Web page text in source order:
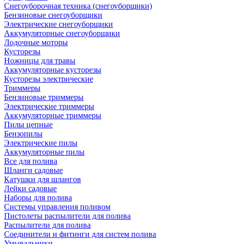
Снегоуборочная техника (снегоуборщики)
Бензиновые снегоуборщики
Электрические снегоуборщики
Аккумуляторные снегоуборщики
Лодочные моторы
Кусторезы
Ножницы для травы
Аккумуляторные кусторезы
Кусторезы электрические
Триммеры
Бензиновые триммеры
Электрические триммеры
Аккумуляторные триммеры
Пилы цепные
Бензопилы
Электрические пилы
Аккумуляторные пилы
Все для полива
Шланги садовые
Катушки для шлангов
Лейки садовые
Наборы для полива
Системы управления поливом
Пистолеты распылители для полива
Распылители для полива
Соединители и фитинги для систем полива